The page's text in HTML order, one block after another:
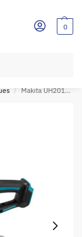
0
/ Makita UH201DZX Taille-haie 12V Li-Ion 200 mm (Produit seul) + lame de cisaille